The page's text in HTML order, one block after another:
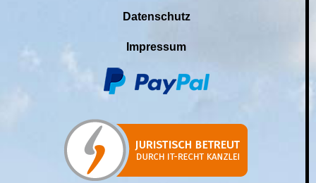
Datenschutz
Impressum